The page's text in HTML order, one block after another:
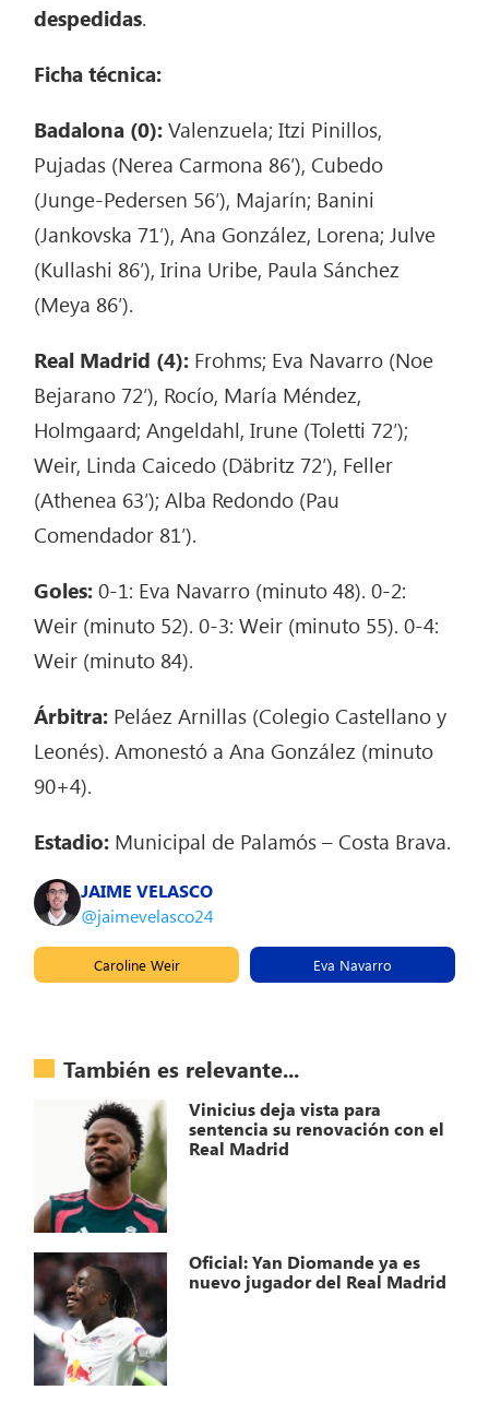
despedidas.
Ficha técnica:
Badalona (0):Valenzuela; Itzi Pinillos,
Pujadas (Nerea Carmona 86′), Cubedo
(Junge-Pedersen 56′), Majarín; Banini
(Jankovska 71′), Ana González, Lorena; Julve
(Kullashi 86′), Irina Uribe, Paula Sánchez
(Meya 86′).
Real Madrid (4): Frohms; Eva Navarro (Noe
Bejarano 72′), Rocío, María Méndez,
Holmgaard; Angeldahl, Irune (Toletti 72′);
Weir, Linda Caicedo (Däbritz 72′), Feller
(Athenea 63′); Alba Redondo (Pau
Comendador 81′).
Goles:0-1: Eva Navarro (minuto 48). 0-2:
Weir (minuto 52). 0-3: Weir (minuto 55). 0-4:
Weir (minuto 84).
Árbitra: Peláez Arnillas (Colegio Castellano y
Leonés). Amonestó a Ana González (minuto
90+4).
Estadio: Municipal de Palamós – Costa Brava.
JAIME VELASCO
@jaimevelasco24
Caroline Weir Eva Navarro
También es relevante...
Vinicius deja vista para
sentencia su renovación con el
Real Madrid
Oficial: Yan Diomande ya es
nuevo jugador del Real Madrid